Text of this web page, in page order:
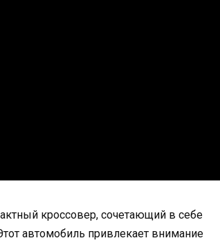
кроссовер, сочетающий в себе
автомобиль привлекает внимание